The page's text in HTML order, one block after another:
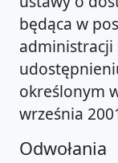
będąca w
określonym
września
Odwołania